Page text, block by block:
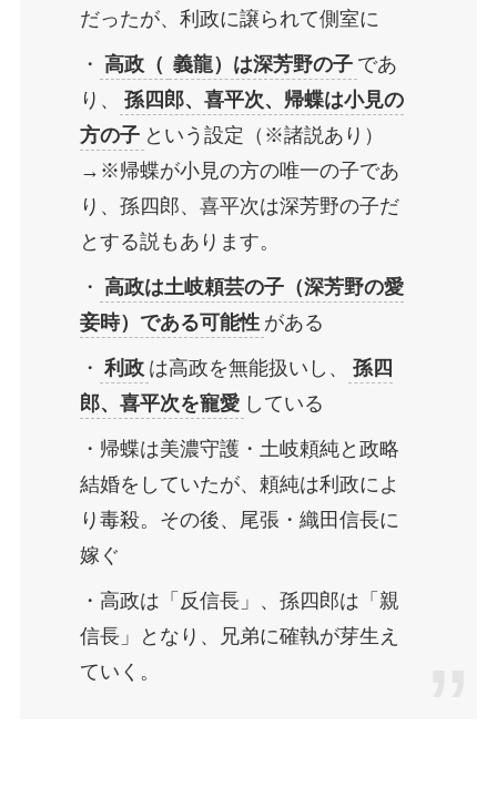
だったが、利政に譲られて側室に
・ 高政（ 義龍）は深芳野の子 であ
り、
孫四郎、喜平次、帰蝶は小見の
方の子 という設定（※諸説あり）
→※帰蝶が小見の方の唯一の子であ
り、孫四郎、喜平次は深芳野の子だ
とする説もあります。
・ 高政は土岐頼芸の子（深芳野の愛
妾時）である可能性 がある
・ 利政 は高政を無能扱いし、
孫四
郎、喜平次を寵愛 している
・帰蝶は美濃守護・土岐頼純と政略
結婚をしていたが、頼純は利政によ
り毒殺。その後、尾張・織田信長に
嫁ぐ
・高政は「反信長」、孫四郎は「親
信長」となり、兄弟に確執が芽生え
ていく。